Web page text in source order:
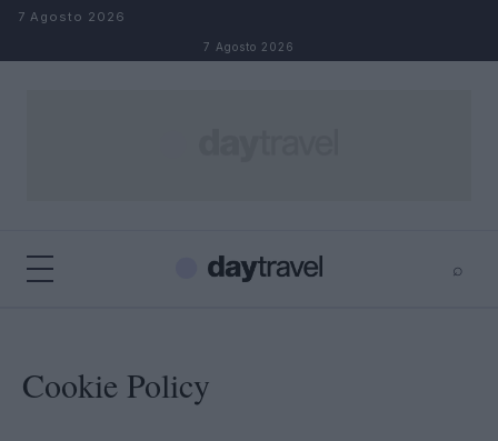
Salta al contenuto
7 Agosto 2026
7 Agosto 2026
⌕
Cookie Policy